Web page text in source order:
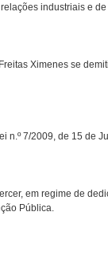
industriais e
Ximenes se
n.º 7/2009, de 15 de
em regime de
Pública.